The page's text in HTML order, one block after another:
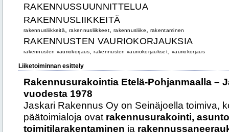
RAKENNUSSUUNNITTELUA
RAKENNUSLIIKKEITÄ
rakennusliikkeitä ,rakennusliikkeet, rakennusliike rakentaminen
RAKENNUSTEN VAURIOKORJAUKSIA
rakennusten vauriokorjaus ,rakennusten vauriokorjaukset, vauriokorjaus
Liiketoiminnan esittely
Rakennusurakointia Etelä-Pohjanmaalla –
vuodesta 1978
Jaskari Rakennus Oy on Seinäjoella toimiva,
päätoimialoja ovat rakennusurakointi,
toimitilarakentaminen ja